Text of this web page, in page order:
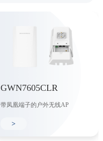
Wi-Fi5室外AP
GWN7605CLR
带凤凰端子的户外无线AP
>